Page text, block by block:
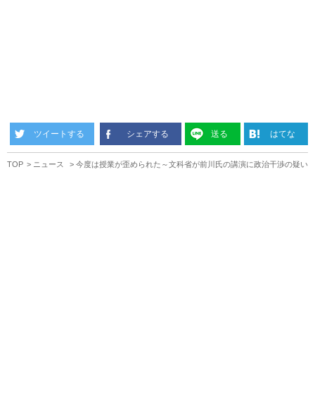
ツイートする シェアする 送る はてな
TOP ニュース 今度は授業が歪められた～文科省が前川氏の講演に政治干渉の疑い